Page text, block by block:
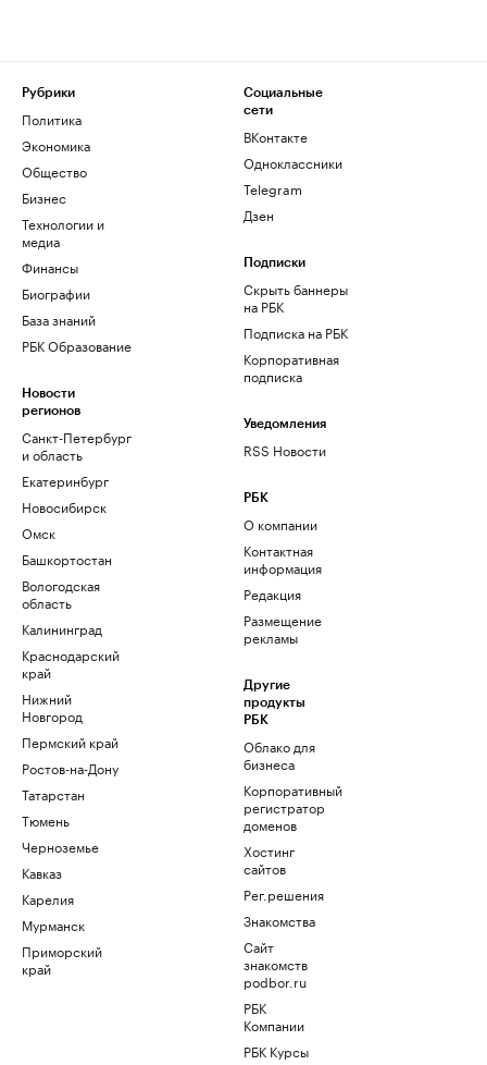
Рубрики
Политика
Экономика
Общество
Бизнес
Технологии и
медиа
Финансы
Биографии
База знаний
РБК Образование
Новости
регионов
Санкт-Петербург
и область
Екатеринбург
Новосибирск
Омск
Башкортостан
Вологодская
область
Калининград
Краснодарский
край
Нижний
Новгород
Пермский край
Ростов-на-Дону
Татарстан
Тюмень
Черноземье
Кавказ
Карелия
Мурманск
Приморский
край
Социальные
сети
ВКонтакте
Одноклассники
Telegram
Дзен
Подписки
Скрыть баннеры
на РБК
Подписка на РБК
Корпоративная
подписка
Уведомления
RSS Новости
РБК
О компании
Контактная
информация
Редакция
Размещение
рекламы
Другие
продукты
РБК
Облако для
бизнеса
Корпоративный
регистратор
доменов
Хостинг
сайтов
Рег.решения
Знакомства
Сайт
знакомств
podbor.ru
РБК
Компании
РБК Курсы